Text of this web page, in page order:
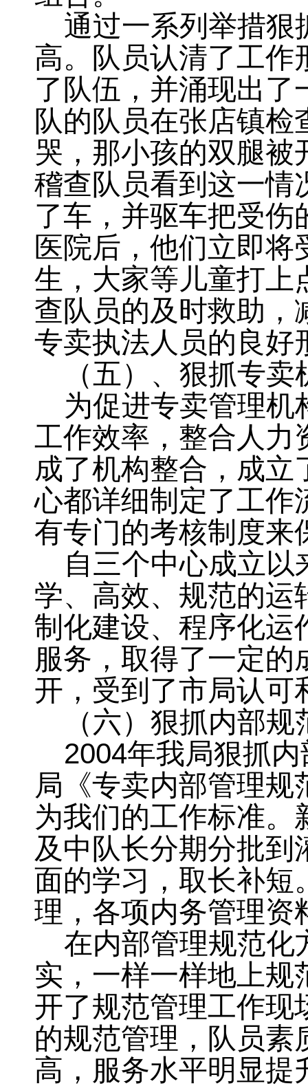
通过一系列举措狠
高。队员认清了工作
了队伍，并涌现出了
队的队员在张店镇检
哭，那小孩的双腿被
稽查队员看到这一情
了车，并驱车把受伤
医院后，他们立即
生 ， 大家等儿童打上
查队员的及时救助 ，
专卖执法人员的良好
（五）、狠抓专
为促进专卖管理机
工作效率 ， 整合人力
成了机构整合，成
心都详细制定了工作
有专门的考核制度来
自三个中心成立以
学、高效、规范的运
制化建设、程序化运
服务，取得了一定的
开 ， 受到了市局认可
（六）狠抓内部规
2004年我局狠抓
局《专卖内部管理
为我们的工作标准。
及中队长分期分批到
面的学习，取长补短
理 ， 各项内务管理资
在内部管理规范化
实 ， 一样一样地上规
开了规范管理工作现
的规范管理 ， 队员素
高 ， 服务水平明显提